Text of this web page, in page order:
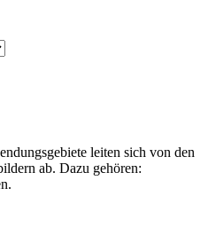
leiten sich von den
ab. Dazu gehören: